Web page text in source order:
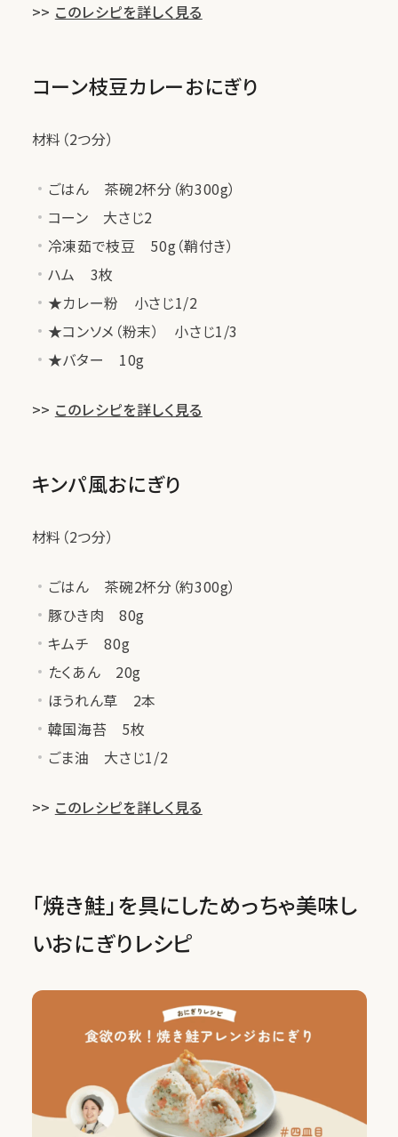
>> このレシピを詳しく見る
コーン枝豆カレーおにぎり
材料（2つ分）
ごはん 茶碗2杯分（約300g）
コーン 大さじ2
冷凍茹で枝豆 50g（鞘付き）
ハム 3枚
★カレー粉 小さじ1/2
★コンソメ（粉末） 小さじ1/3
★バター 10g
>> このレシピを詳しく見る
キンパ風おにぎり
材料（2つ分）
ごはん 茶碗2杯分（約300g）
豚ひき肉 80g
キムチ 80g
たくあん 20g
ほうれん草 2本
韓国海苔 5枚
ごま油 大さじ1/2
>> このレシピを詳しく見る
「焼き鮭」を具にしためっちゃ美味し
いおにぎりレシピ